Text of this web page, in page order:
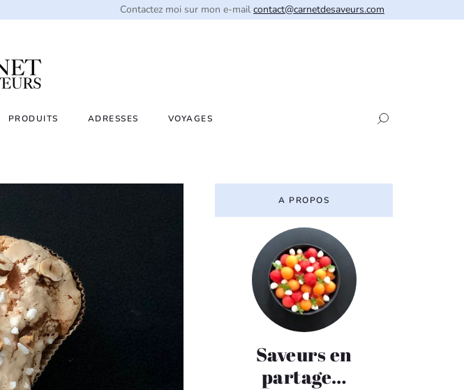
Contactez moi sur mon e-mail contact@carnetdesaveurs.com
PRODUITS ADRESSES VOYAGES
A PROPOS
Saveurs en
partage…